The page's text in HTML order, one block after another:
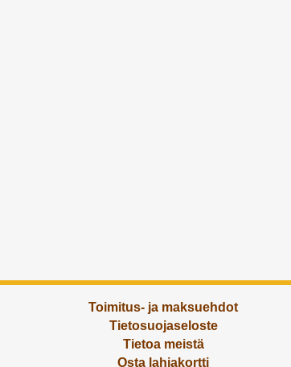
Toimitus- ja maksuehdot
Tietosuojaseloste
Tietoa meistä
Osta lahjakortti